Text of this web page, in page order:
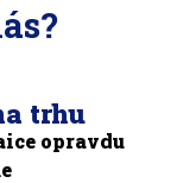
trhu
opravdu